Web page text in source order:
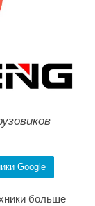
Google
больше